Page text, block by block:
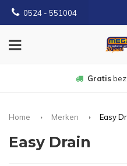
0524 - 551004
Gratis
Home Merken Easy
Easy Drain